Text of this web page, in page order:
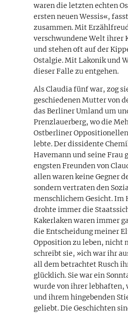
waren die letzten echten
ersten neuen Wessis«,
zusammen. Mit
verschwundene Welt ihrer
und stehen oft auf der
Ostalgie. Mit Lakonik und
dieser Falle zu entgehen.
Als Claudia fünf war, zog
geschiedenen Mutter von
das Berliner Umland um
Prenzlauerberg, wo die
Ostberliner
lebte. Der dissidente
Havemann und seine Frau
engsten Freunden von
allen waren keine Gegner
sondern vertraten den
menschlichem Gesicht. Im
drohte immer die
Kakerlaken waren immer
die Entscheidung meiner
Opposition zu leben, nicht
schreibt sie, »ich war ihr
all dem betrachtet Rusch
glücklich. Sie war ein
wurde von ihrer lebhaften,
und ihrem hingebenden
geliebt. Die Geschichten